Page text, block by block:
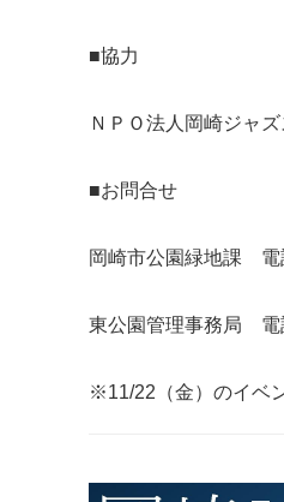
■協力
ＮＰＯ法人岡崎ジャズ
■お問合せ
岡崎市公園緑地課 電
東公園管理事務局 電
※11/22（金）のイベ